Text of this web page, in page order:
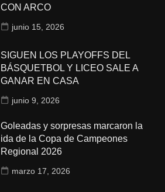
CON ARCO
junio 15, 2026
SIGUEN LOS PLAYOFFS DEL
BÁSQUETBOL Y LICEO SALE A
GANAR EN CASA
junio 9, 2026
Goleadas y sorpresas marcaron la
ida de la Copa de Campeones
Regional 2026
marzo 17, 2026